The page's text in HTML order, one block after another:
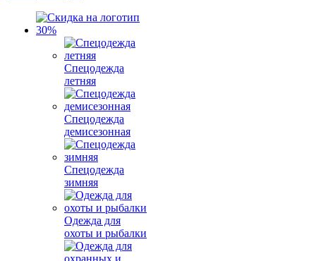
Спецодежда
летняя
Спецодежда
демисезонная
Спецодежда
зимняя
Одежда для
охоты и рыбалки